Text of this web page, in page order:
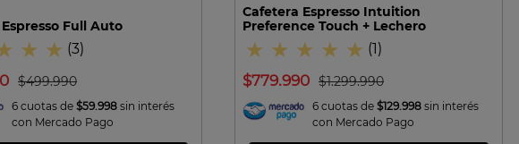
Full Auto
★ ★ (3)
$499.990
6 cuotas de $59.998 sin interés
con Mercado Pago
Cafetera Espresso Intuition
Preference Touch + Lechero
★ ★ ★ ★ ★ (1 )
$1.299.990
$779.990
6 cuotas de $129.998 sin interés
con Mercado Pago